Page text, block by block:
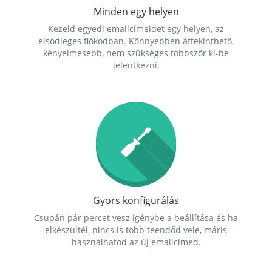
Minden egy helyen
Kezeld egyedi emailcímeidet egy helyen, az
elsődleges fiókodban. Könnyebben áttekinthető,
kényelmesebb, nem szükséges többször ki-be
jelentkezni.
Gyors konfigurálás
Csupán pár percet vesz igénybe a beállítása és ha
elkészültél, nincs is több teendőd vele, máris
használhatod az új emailcímed.